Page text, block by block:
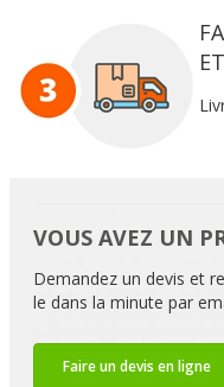
VOUS AVEZ UN
Demandez un devis et
le dans la minute par
Faire un devis en ligne